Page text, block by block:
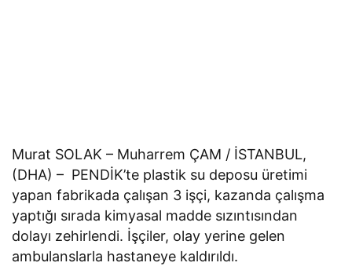
Murat SOLAK – Muharrem ÇAM / İSTANBUL,
(DHA) – PENDİK’te plastik su deposu üretimi
yapan fabrikada çalışan 3 işçi, kazanda çalışma
yaptığı sırada kimyasal madde sızıntısından
dolayı zehirlendi. İşçiler, olay yerine gelen
ambulanslarla hastaneye kaldırıldı.